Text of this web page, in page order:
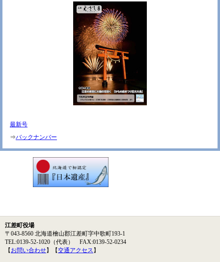
最新号
⇒バックナンバー
江差町役場
〒043-8560 北海道檜山郡江差町字中歌町193-1
TEL:0139-52-1020（代表） FAX:0139-52-0234
【 お問い合わせ】【交通アクセス 】